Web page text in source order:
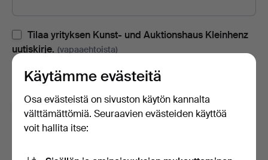
Tilaa yrityksen Kunst- und Auktionshaus Kleinhenz
uutiskirje. (vapaaehtoista)
Sisältää huutokauppaluetteloita, kutsuja tapahtumiin ja uutisia.
Jos muutat mielesi, voit peruuttaa tilauksen helposti.
Tilaa Auctionet -sivuston uutiskirje.
Sisältää muun muassa asiantuntijoiden vinkkejä, valikoituja
Käytämme evästeitä
Osa evästeistä on sivuston käytön kannalta
välttämättömiä. Seuraavien evästeiden käyttöä
voit hallita itse: